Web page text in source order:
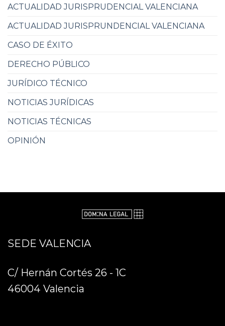
ACTUALIDAD JURISPRUDENCIAL VALENCIANA
ACTUALIDAD JURISPRUNDENCIAL VALENCIANA
CASO DE ÉXITO
DERECHO PÚBLICO
JURÍDICO TÉCNICO
NOTICIAS JURÍDICAS
NOTICIAS TÉCNICAS
OPINIÓN
SEDE VALENCIA
C/ Hernán Cortés 26 - 1C
46004 Valencia